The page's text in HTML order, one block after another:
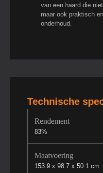
van een haard die
maar ook praktisch
onderhoud.
Technische
Rendement
83%
Maatvoering
153.9 x 98.7 x 50.1 cm